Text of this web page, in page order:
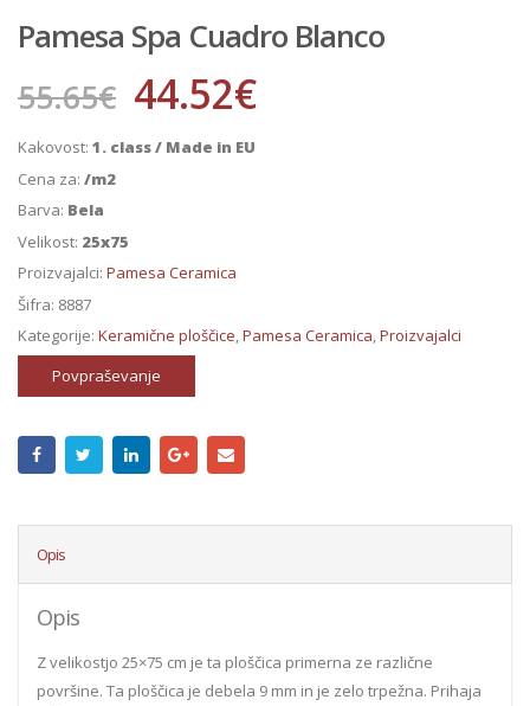
Pamesa Spa Cuadro Blanco
55.65€ 44.52€
Kakovost: 1. class / Made in EU
Cena za: /m2
Barva: Bela
Velikost: 25x75
Proizvajalci: Pamesa Ceramica
Šifra: 8887
Kategorije: Keramične ploščice,Pamesa Ceramica,Proizvajalci
Povpraševanje
Opis
Opis
Z velikostjo 25×75 cm je ta ploščica primerna ze različne
površine. Ta ploščica je debela 9 mm in je zelo trpežna. Prihaja